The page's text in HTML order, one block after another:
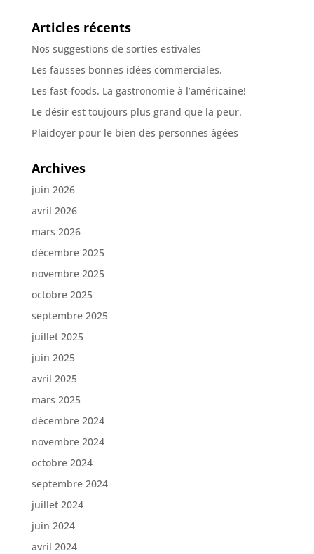
Articles récents
Nos suggestions de sorties estivales
Les fausses bonnes idées commerciales.
Les fast-foods. La gastronomie à l’américaine!
Le désir est toujours plus grand que la peur.
Plaidoyer pour le bien des personnes âgées
Archives
juin 2026
avril 2026
mars 2026
décembre 2025
novembre 2025
octobre 2025
septembre 2025
juillet 2025
juin 2025
avril 2025
mars 2025
décembre 2024
novembre 2024
octobre 2024
septembre 2024
juillet 2024
juin 2024
avril 2024